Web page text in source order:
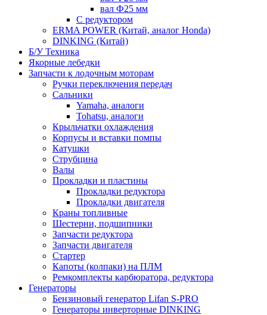
вал Ф25 мм
С редуктором
ERMA POWER (Китай, аналог Honda)
DINKING (Китай)
Б/У Техника
Якорные лебедки
Запчасти к лодочным моторам
Ручки переключения передач
Сальники
Yamaha, аналоги
Tohatsu, аналоги
Крыльчатки охлаждения
Корпусы и вставки помпы
Катушки
Струбцина
Валы
Прокладки и пластины
Прокладки редуктора
Прокладки двигателя
Краны топливные
Шестерни, подшипники
Запчасти редуктора
Запчасти двигателя
Стартер
Капоты (колпаки) на ПЛМ
Ремкомплекты карбюратора, редуктора
Генераторы
Бензиновый генератор Lifan S-PRO
Генераторы инверторные DINKING